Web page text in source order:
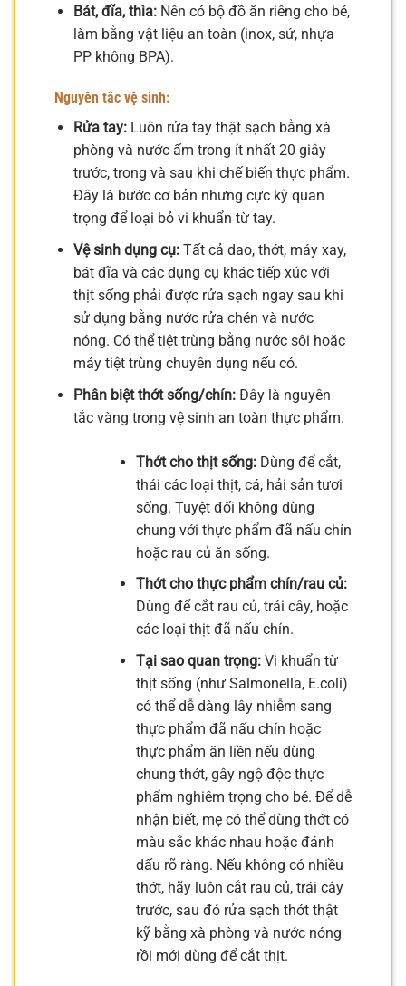
Bát, đĩa, thìa:Nên có bộ đồ ăn riêng cho bé,
làm bằng vật liệu an toàn (inox, sứ, nhựa
PP không BPA).
Nguyên tắc vệ sinh:
Rửa tay:Luôn rửa tay thật sạch bằng xà
phòng và nước ấm trong ít nhất 20 giây
trước, trong và sau khi chế biến thực phẩm.
Đây là bước cơ bản nhưng cực kỳ quan
trọng để loại bỏ vi khuẩn từ tay.
Vệ sinh dụng cụ:Tất cả dao, thớt, máy xay,
bát đĩa và các dụng cụ khác tiếp xúc với
thịt sống phải được rửa sạch ngay sau khi
sử dụng bằng nước rửa chén và nước
nóng. Có thể tiệt trùng bằng nước sôi hoặc
máy tiệt trùng chuyên dụng nếu có.
Phân biệt thớt sống/chín:Đây là nguyên
tắc vàng trong vệ sinh an toàn thực phẩm.
Thớt cho thịt sống:Dùng để cắt,
thái các loại thịt, cá, hải sản tươi
sống. Tuyệt đối không dùng
chung với thực phẩm đã nấu chín
hoặc rau củ ăn sống.
Thớt cho thực phẩm chín/rau củ:
Dùng để cắt rau củ, trái cây, hoặc
các loại thịt đã nấu chín.
Tại sao quan trọng:Vi khuẩn từ
thịt sống (như Salmonella, E.coli)
có thể dễ dàng lây nhiễm sang
thực phẩm đã nấu chín hoặc
thực phẩm ăn liền nếu dùng
chung thớt, gây ngộ độc thực
phẩm nghiêm trọng cho bé. Để dễ
nhận biết, mẹ có thể dùng thớt có
màu sắc khác nhau hoặc đánh
dấu rõ ràng. Nếu không có nhiều
thớt, hãy luôn cắt rau củ, trái cây
trước, sau đó rửa sạch thớt thật
kỹ bằng xà phòng và nước nóng
rồi mới dùng để cắt thịt.